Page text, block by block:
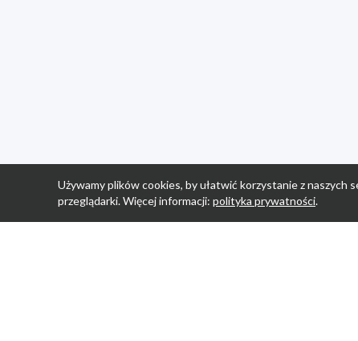
Używamy plików cookies, by ułatwić korzystanie z naszych
przeglądarki. Więcej informacji: polityka prywatności.